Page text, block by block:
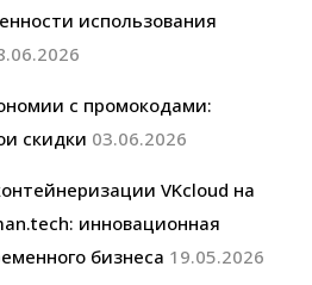
использования
с промокодами:
скидки 03.06.2026
VKcloud на
инновационная
бизнеса 19.05.2026